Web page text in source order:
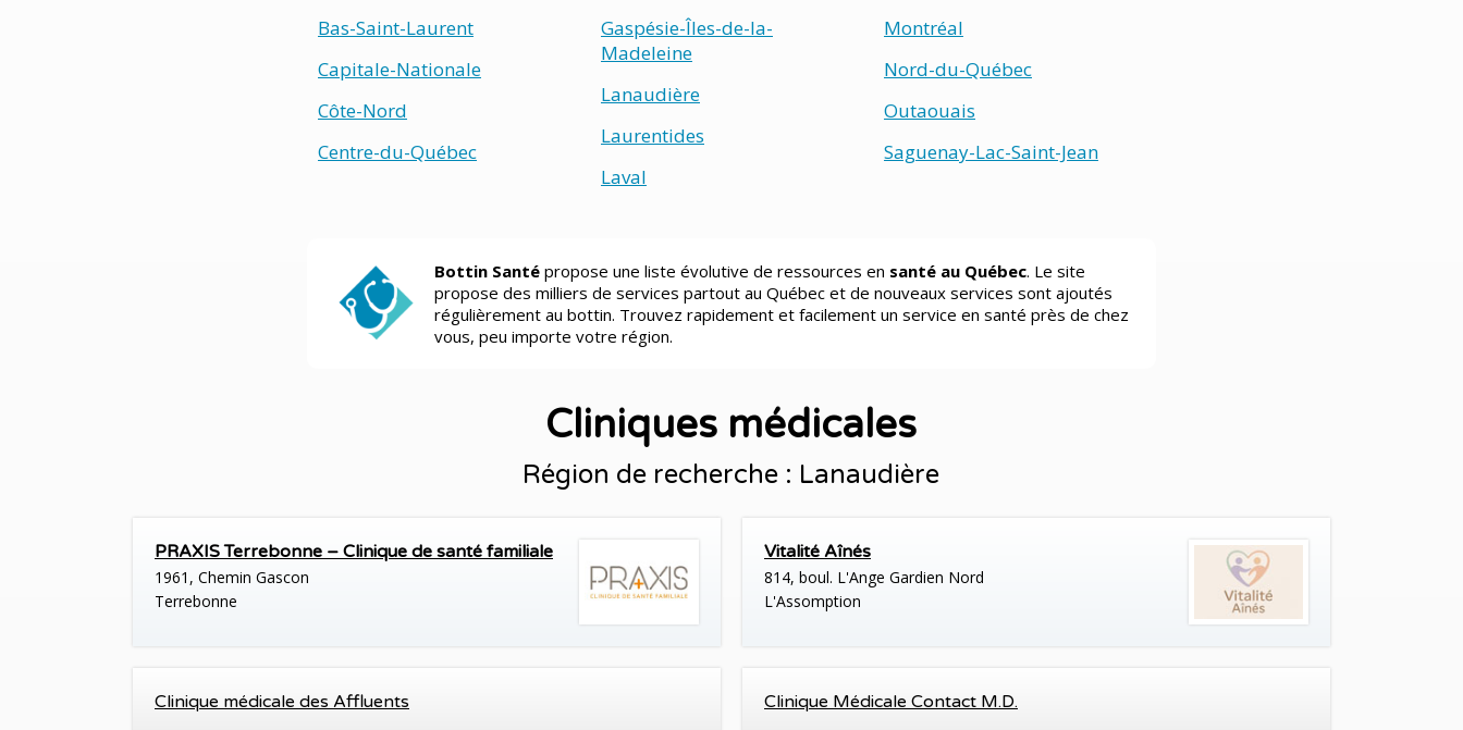
Bas-Saint-Laurent
Capitale-Nationale
Côte-Nord
Centre-du-Québec
Gaspésie-Îles-de-la-
Madeleine
Lanaudière
Laurentides
Laval
Montréal
Nord-du-Québec
Outaouais
Saguenay-Lac-Saint-Jean
Bottin Santé propose une liste évolutive de ressources en santé au Québec. Le site
propose des milliers de services partout au Québec et de nouveaux services sont ajoutés
régulièrement au bottin. Trouvez rapidement et facilement un service en santé près de chez
vous, peu importe votre région.
Cliniques médicales
Région de recherche : Lanaudière
PRAXIS Terrebonne – Clinique de santé familiale
1961, Chemin Gascon
Terrebonne
Vitalité Aînés
814, boul. L'Ange Gardien Nord
L'Assomption
Clinique médicale des Affluents Clinique Médicale Contact M.D.